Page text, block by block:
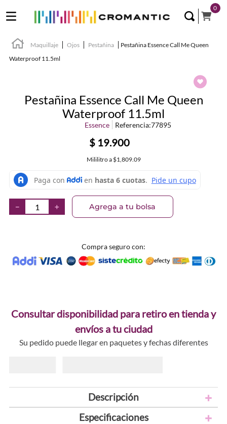
0
Maquillaje Ojos Pestañina
Pestañina Essence Call Me Queen
Waterproof 11.5ml
Pestañina Essence Call Me Queen
Waterproof 11.5ml
Essence Referencia:77895
$ 19.900
Mililitroa $1,809.09
＋
－ Agrega a tu bolsa
Compra seguro con:
Consultar disponibilidad para retiro en tienda y
envíos a tu ciudad
Su pedido puede llegar en paquetes y fechas diferentes
Descripción
Especificaciones